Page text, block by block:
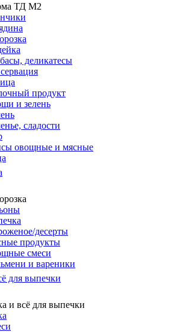
ТД М2
деликатесы
продукт
и зелень
сладости
овощные и мясные
десерты
продукты
смеси
и вареники
для выпечки
и всё для выпечки